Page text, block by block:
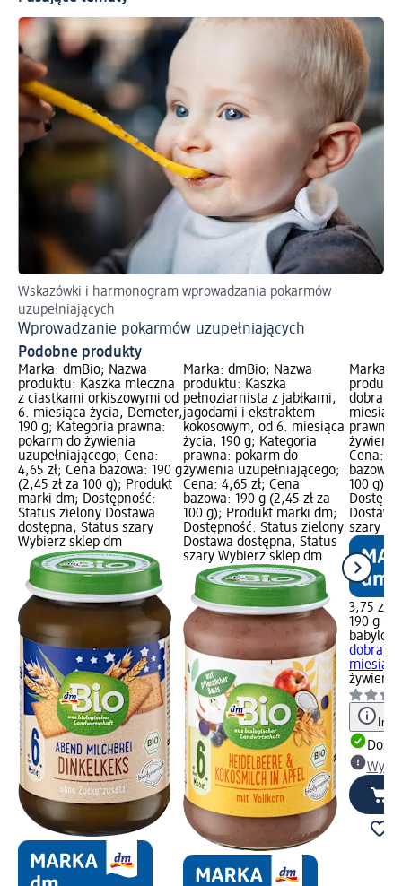
Wskazówki i harmonogram wprowadzania pokarmów
uzupełniających
Wprowadzanie pokarmów uzupełniających
Podobne produkty
Marka: dmBio; Nazwa
produktu: Kaszka mleczna
z ciastkami orkiszowymi od
6. miesiąca życia, Demeter,
190 g; Kategoria prawna:
pokarm do żywienia
uzupełniającego; Cena:
4,65 zł; Cena bazowa: 190 g
(2,45 zł za 100 g); Produkt
marki dm; Dostępność:
Status zielony Dostawa
dostępna, Status szary
Wybierz sklep dm
Marka: dmBio; Nazwa
produktu: Kaszka
pełnoziarnista z jabłkami,
jagodami i ekstraktem
kokosowym, od 6. miesiąca
życia, 190 g; Kategoria
prawna: pokarm do
żywienia uzupełniającego;
Cena: 4,65 zł; Cena
bazowa: 190 g (2,45 zł za
100 g); Produkt marki dm;
Dostępność: Status zielony
Dostawa dostępna, Status
szary Wybierz sklep dm
Marka:
prawna:
Cena:
bazowa:
100 g);
szary
3,75 zł
190 g
babylove